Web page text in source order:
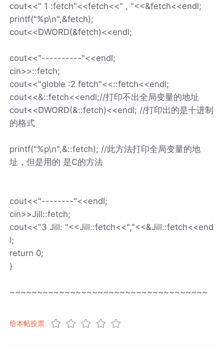
cout<<" 1 :fetch"<<fetch<<" , "<<&fetch<<endl;
printf("%p\n",&fetch);
cout<<DWORD(&fetch)<<endl;
cout<<"----------"<<endl;
cin>>::fetch;
cout<<"globle :2 fetch"<<::fetch<<endl;
cout<<&::fetch<<endl;//打印不出全局变量的地址
cout<<DWORD(&::fetch)<<endl; //打印出的是十进制
的格式
printf("%p\n",&::fetch); //此方法打印全局变量的地
址，但是用的 是C的方法
cout<<"--------"<<endl;
cin>>Jill::fetch;
cout<<"3 Jill: "<<Jill::fetch<<","<<&Jill::fetch<<end
l;
return 0;
}
~~~~~~~~~~~~~~~~~~~~~~~~~~~~~~~~~~~~
给本帖投票